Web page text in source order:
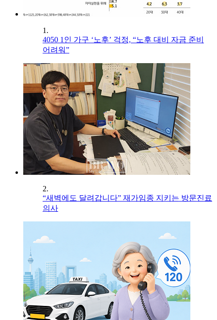
1.
4050 1인 가구 ‘노후’ 걱정, “노후 대비 자금 준비
어려워”
2.
“새벽에도 달려갑니다” 재가임종 지키는 방문진료
의사